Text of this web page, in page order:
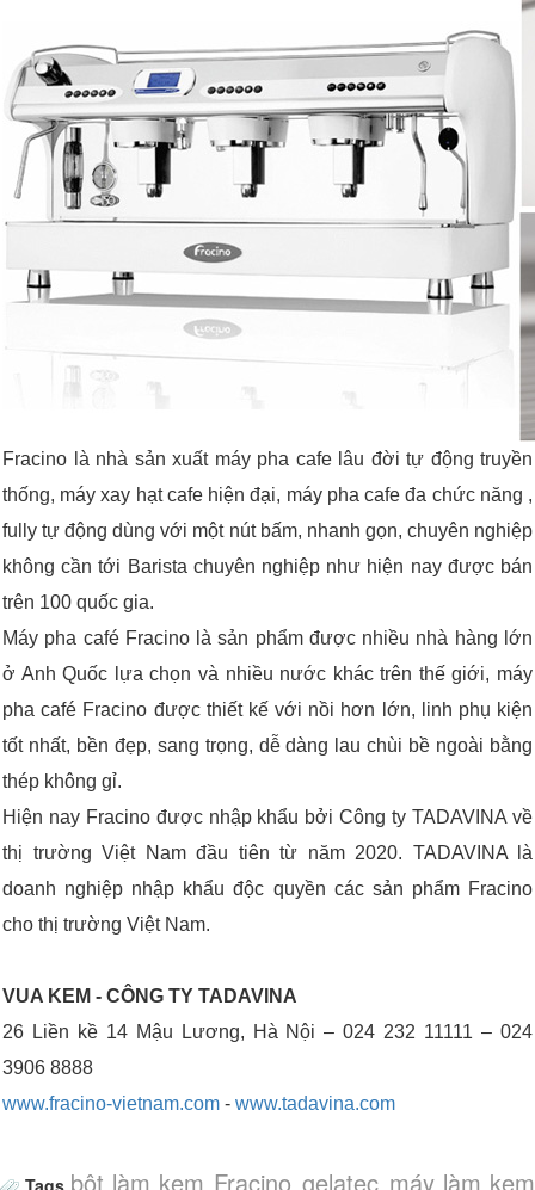
Fracino là nhà sản xuất máy pha cafe lâu đời tự động truyền
thống, máy xay hạt cafe hiện đại, máy pha cafe đa chức năng ,
fully tự động dùng với một nút bấm, nhanh gọn, chuyên nghiệp
không cần tới Barista chuyên nghiệp như hiện nay được bán
trên 100 quốc gia.
Máy pha café Fracino là sản phẩm được nhiều nhà hàng lớn
ở Anh Quốc lựa chọn và nhiều nước khác trên thế giới, máy
pha café Fracino được thiết kế với nồi hơn lớn, linh phụ kiện
tốt nhất, bền đẹp, sang trọng, dễ dàng lau chùi bề ngoài bằng
thép không gỉ.
Hiện nay Fracino được nhập khẩu bởi Công ty TADAVINA về
thị trường Việt Nam đầu tiên từ năm 2020. TADAVINA là
doanh nghiệp nhập khẩu độc quyền các sản phẩm Fracino
cho thị trường Việt Nam.
VUA KEM - CÔNG TY TADAVINA
26 Liền kề 14 Mậu Lương, Hà Nội – 024 232 11111 – 024
3906 8888
www.fracino-vietnam.com - www.tadavina.com
Tags bột làm kem Fracino gelatec máy làm kem